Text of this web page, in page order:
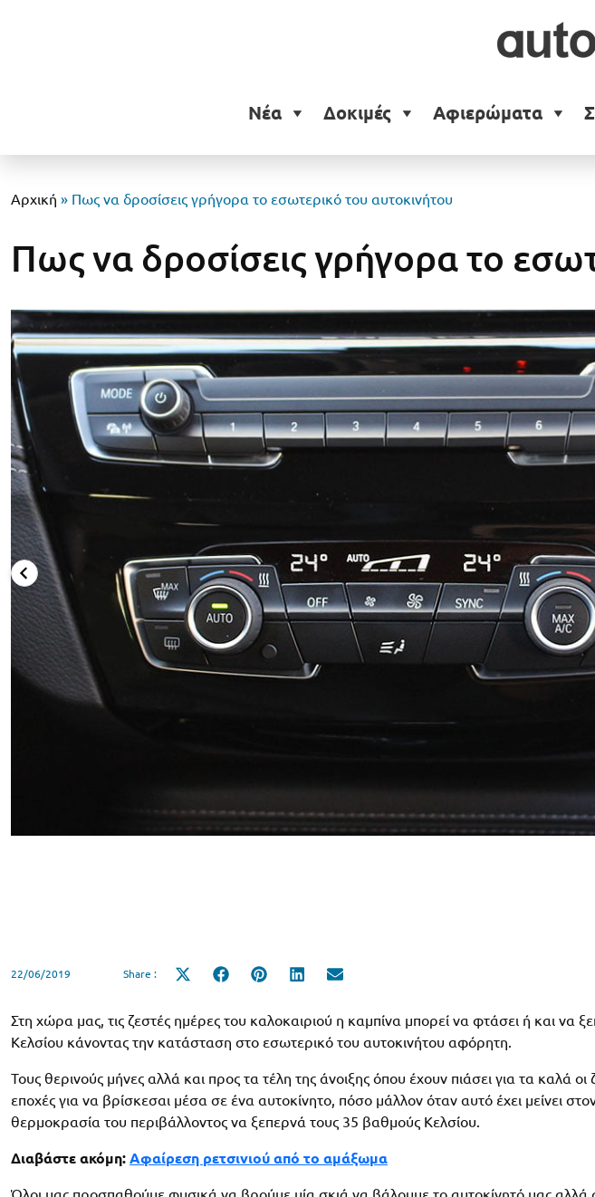
Νέα Δοκιμές Αφιερώματα
Αρχική » Πως να δροσίσεις γρήγορα το εσωτερικό του αυτοκινήτου
Πως να δροσίσεις γρήγορα το
22/06/2019 Share :
Share
Share
Share
Share
Στη χώρα μας, τις ζεστές ημέρες του καλοκαιριού η καμπίνα μπορεί να φτάσει ή και να
Κελσίου κάνοντας την κατάσταση στο εσωτερικό του αυτοκινήτου αφόρητη.
Τους θερινούς μήνες αλλά και προς τα τέλη της άνοιξης όπου έχουν πιάσει για τα καλά οι
εποχές για να βρίσκεσαι μέσα σε ένα αυτοκίνητο, πόσο μάλλον όταν αυτό έχει μείνει
θερμοκρασία του περιβάλλοντος να ξεπερνά τους 35 βαθμούς Κελσίου.
Διαβάστε ακόμη: Αφαίρεση ρετσινιού από το αμάξωμα